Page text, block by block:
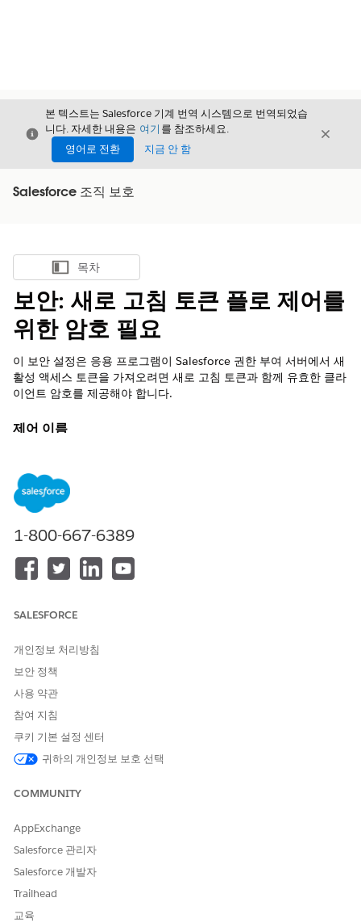
닫기
본 텍스트는 Salesforce 기계 번역 시스템으로 번역되었습
니다. 자세한 내용은 여기 를 참조하세요.
영어로 전환
지금 안 함
닫기
Salesforce 조직 보호
목차 표시
목차
보안: 새로 고침 토큰 플로 제어를
위한 암호 필요
이 보안 설정은 응용 프로그램이 Salesforce 권한 부여 서버에서 새
활성 액세스 토큰을 가져오려면 새로 고침 토큰과 함께 유효한 클라
이언트 암호를 제공해야 합니다.
제어 이름
권장 구성
새로 고침 토큰 플로에 암호가 필요합니다.
이 보안 설정은 응용 프로그램이 Salesforce 권한 부여 서버에서 새
이언트 암호를 제공해야 합니다.
구성되지 않은 경우 보안 위험
필수 암호가 없으면 손상된 새로 고침 토큰을 무단 작업자가 사용하
여 보조 서버측 인증 없이 유효한 세션의 무한한 시리즈를 생성할
수 있습니다.
위협 시나리오
공격자는 로컬 장치 또는 응용 프로그램 로그에서 지속적인 새로 고
확인하지 않으므로 자체 인프라에서 새 액세스 토큰을 프로그래밍
예상 CVSS 점수 범위
높음(7.0~8.9)
위험 영향 고려 사항
1-800-667-6389
SALESFORCE
개인정보 처리방침
보안 정책
사용 약관
참여 지침
쿠키 기본 설정 센터
귀하의 개인정보 보호 선택
COMMUNITY
AppExchange
Salesforce 관리자
Salesforce 개발자
Trailhead
교육